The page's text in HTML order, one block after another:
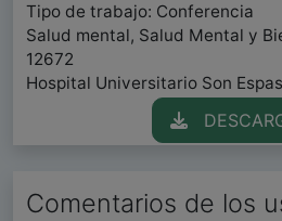
Tipo de trabajo: Conferencia
Salud mental, Salud Mental y
12672
Hospital Universitario Son
Comentarios de los